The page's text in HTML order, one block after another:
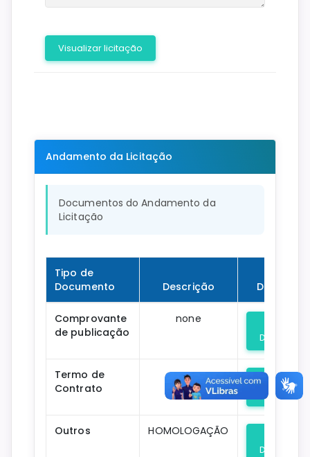
Visualizar licitação
Andamento da Licitação
Documentos do Andamento da
Licitação
Tipo de
Documento
Descrição Download
Comprovante
de publicação
none
Download
Termo de
Contrato
none
Download
Outros HOMOLOGAÇÃO
Download